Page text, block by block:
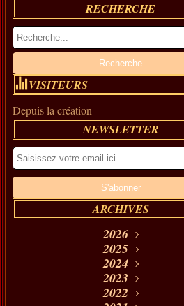
RECHERCHE
VISITEURS
Depuis la création
NEWSLETTER
ARCHIVES
2026
Août (9)
Juillet (18)
Juin(35)
Mai(24)
2025
Décembre
Novembre
Octobre(17)
2024
Décembre
Novembre
2023
Décembre
2022